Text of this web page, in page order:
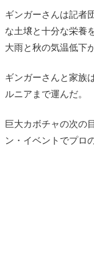
ギンガーさんは記者
な土壌と十分な栄養
大雨と秋の気温低下
ギンガーさんと家族
ルニアまで運んだ。
巨大カボチャの次の
ン・イベントでプロ